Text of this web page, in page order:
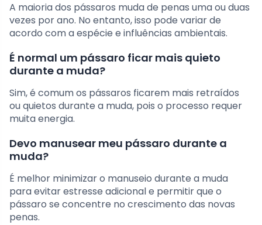
A maioria dos pássaros muda de penas uma ou duas
vezes por ano. No entanto, isso pode variar de
acordo com a espécie e influências ambientais.
É normal um pássaro ficar mais quieto
durante a muda?
Sim, é comum os pássaros ficarem mais retraídos
ou quietos durante a muda, pois o processo requer
muita energia.
Devo manusear meu pássaro durante a
muda?
É melhor minimizar o manuseio durante a muda
para evitar estresse adicional e permitir que o
pássaro se concentre no crescimento das novas
penas.